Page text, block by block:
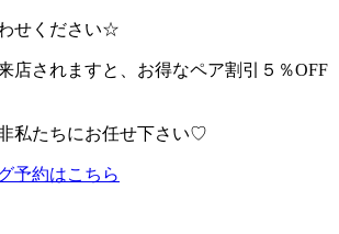
せください☆
店されますと、お得なペア割引５％OFF
私たちにお任せ下さい♡
予約はこちら